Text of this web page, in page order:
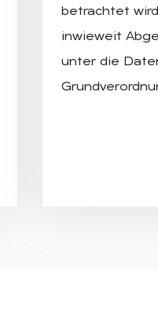
betrachtet
inwieweit
unter die